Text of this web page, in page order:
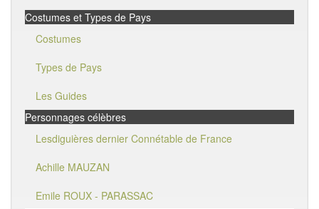
Costumes et Types de Pays
Costumes
Types de Pays
Les Guides
Personnages célèbres
Lesdiguières dernier Connétable de France
Achille MAUZAN
Emile ROUX - PARASSAC